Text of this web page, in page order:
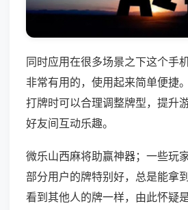
同时应用在很多场景之下这个手
非常有用的，使用起来简单便捷
打牌时可以合理调整牌型，提升
好友间互动乐趣。
微乐山西麻将助赢神器；一些玩
部分用户的牌特别好，总是能拿
看到其他人的牌一样，由此怀疑